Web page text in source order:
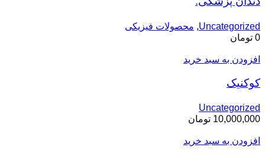
Uncategorized
, محصولات فیزیکی
0 تومان
افزودن به سبد خرید
کوکنیک
Uncategorized
10,000,000 تومان
افزودن به سبد خرید